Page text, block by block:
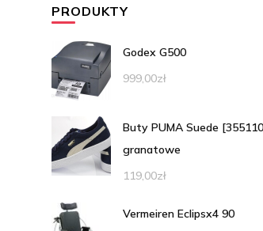
PRODUKTY
Godex G500
999,00zł
Buty PUMA Suede
granatowe
119,00zł
Vermeiren Eclipsx4 90